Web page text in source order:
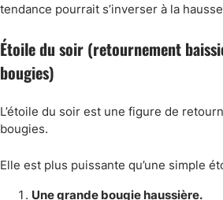
tendance pourrait s’inverser à la
Étoile du soir (retournement
bougies)
L’étoile du soir est une figure de
bougies.
Elle est plus puissante qu’une simple
Une grande bougie haussière.